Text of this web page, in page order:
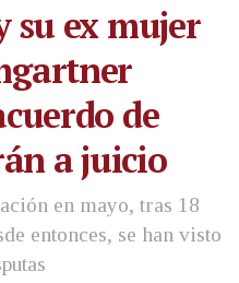
su ex mujer
de
a juicio
en mayo, tras 18
entonces, se han visto